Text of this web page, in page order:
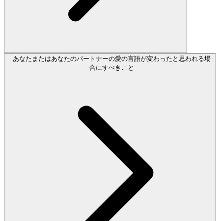
あなたまたはあなたのパートナーの愛の言語が変わったと思われる場
合にすべきこと